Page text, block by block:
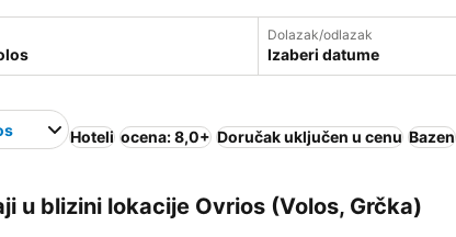
Dolazak/odlazak
Izaberi datume
Hoteli ocena: 8,0+ Doručak uključen u cenu Bazen
u blizini lokacije Ovrios (Volos, Grčka)